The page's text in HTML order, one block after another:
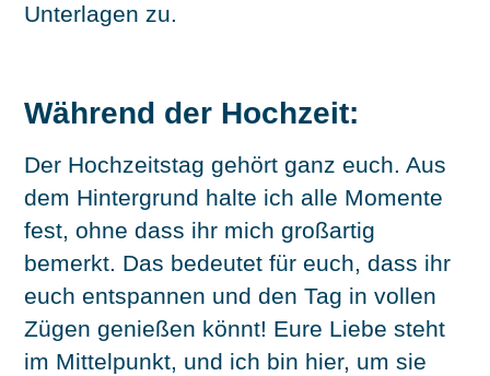
Unterlagen zu.
Während der Hochzeit:
Der Hochzeitstag gehört ganz euch. Aus
dem Hintergrund halte ich alle Momente
fest, ohne dass ihr mich großartig
bemerkt. Das bedeutet für euch, dass ihr
euch entspannen und den Tag in vollen
Zügen genießen könnt! Eure Liebe steht
im Mittelpunkt, und ich bin hier, um sie